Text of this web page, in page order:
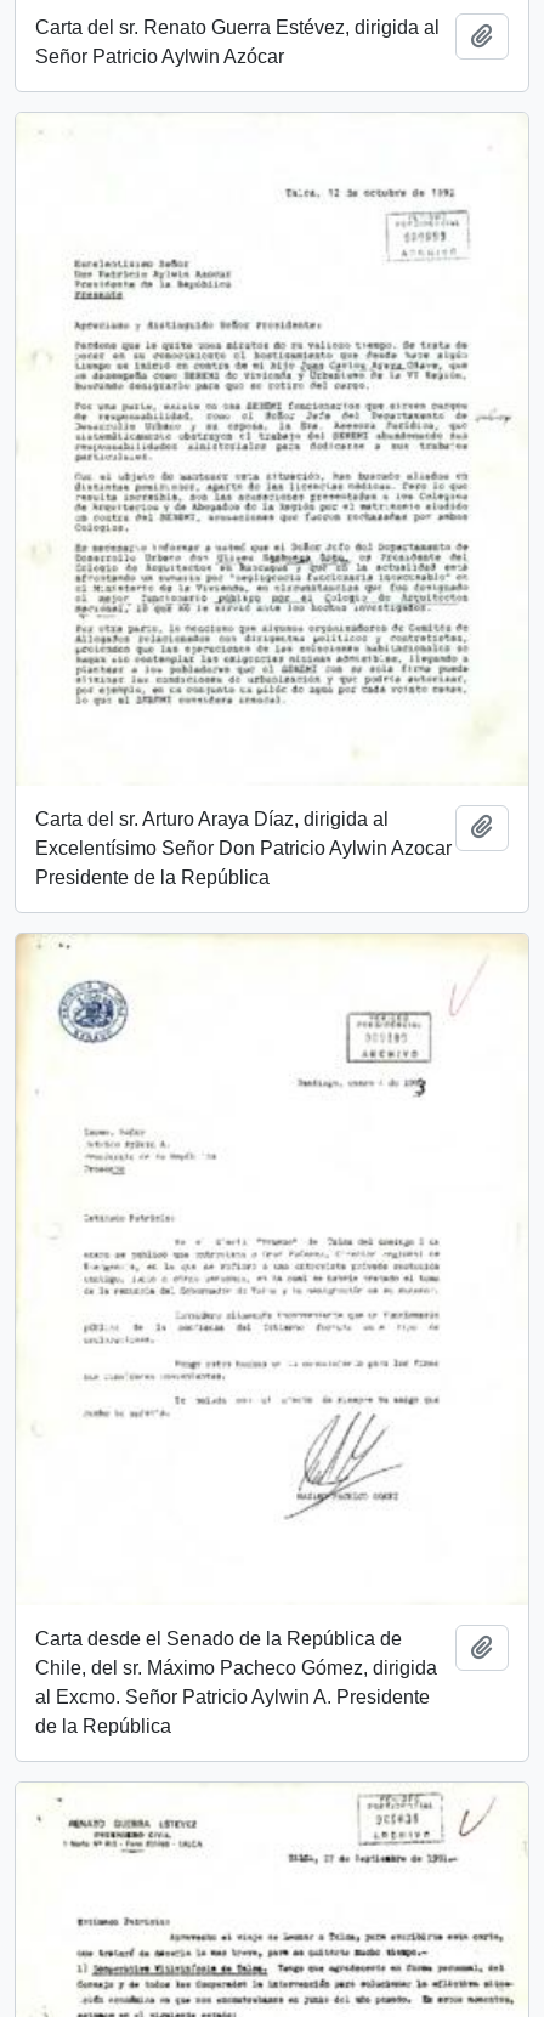
Carta del sr. Renato Guerra Estévez, dirigida al
Señor Patricio Aylwin Azócar
Carta del sr. Arturo Araya Díaz, dirigida al
Excelentísimo Señor Don Patricio Aylwin Azocar
Presidente de la República
Carta desde el Senado de la República de
Chile, del sr. Máximo Pacheco Gómez, dirigida
al Excmo. Señor Patricio Aylwin A. Presidente
de la República